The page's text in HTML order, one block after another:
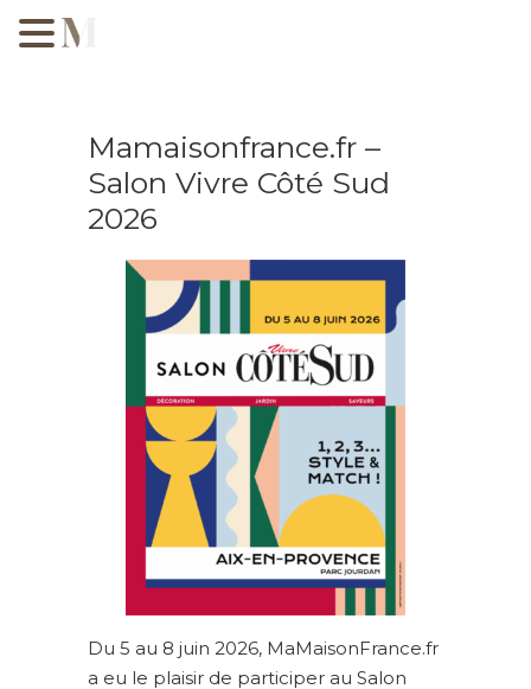
Mamaisonfrance.fr –
Salon Vivre Côté Sud
2026
Du 5 au 8 juin 2026, MaMaisonFrance.fr
a eu le plaisir de participer au Salon